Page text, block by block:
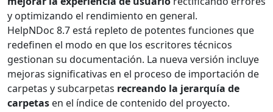
y optimizando el rendimiento en general.
HelpNDoc 8.7 está repleto de potentes funciones que
redefinen el modo en que los escritores técnicos
gestionan su documentación. La nueva versión incluye
mejoras significativas en el proceso de importación de
carpetas y subcarpetas recreando la jerarquía de
carpetas en el índice de contenido del proyecto.